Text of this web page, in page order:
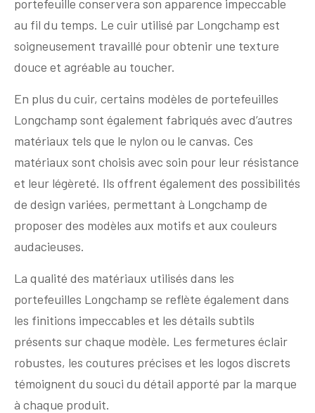
portefeuille conservera son apparence impeccable
au fil du temps. Le cuir utilisé par Longchamp est
soigneusement travaillé pour obtenir une texture
douce et agréable au toucher.
En plus du cuir, certains modèles de portefeuilles
Longchamp sont également fabriqués avec d’autres
matériaux tels que le nylon ou le canvas. Ces
matériaux sont choisis avec soin pour leur résistance
et leur légèreté. Ils offrent également des possibilités
de design variées, permettant à Longchamp de
proposer des modèles aux motifs et aux couleurs
audacieuses.
La qualité des matériaux utilisés dans les
portefeuilles Longchamp se reflète également dans
les finitions impeccables et les détails subtils
présents sur chaque modèle. Les fermetures éclair
robustes, les coutures précises et les logos discrets
témoignent du souci du détail apporté par la marque
à chaque produit.